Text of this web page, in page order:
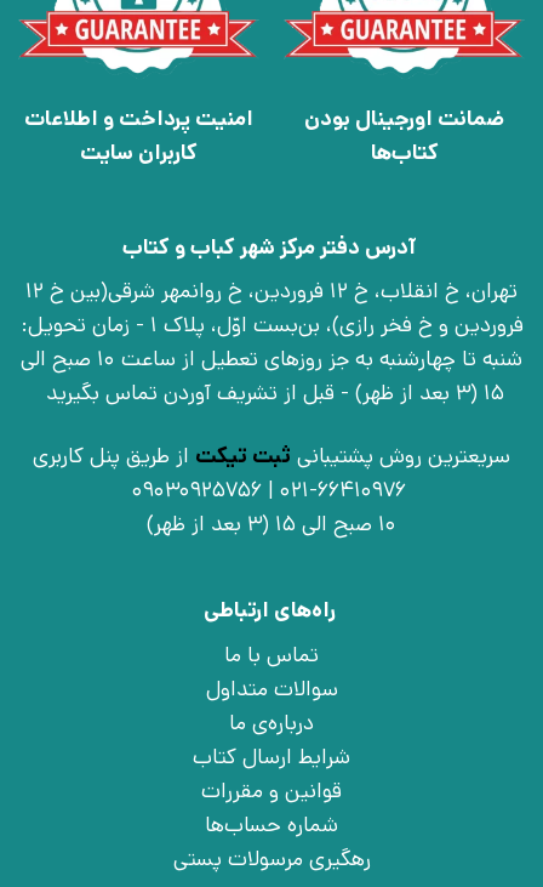
ضمانت اورجینال بودن
کتاب‌ها
امنیت پرداخت و اطلاعات
کاربران سایت
آدرس دفتر مرکز شهر کباب و کتاب
تهران، خ انقلاب، خ 12 فروردین، خ روانمهر شرقی(بین خ 12
فروردین و خ فخر رازی)، بن‌بست اوّل، پلاک 1 - زمان تحویل:
شنبه تا چهارشنبه به جز روزهای تعطیل از ساعت 10 صبح الی
15 (3 بعد از ظهر) - قبل از تشریف آوردن تماس بگیرید
سریعترین روش پشتیبانی ثبت تیکت از طریق پنل کاربری
021-66410976 | 09030925756
10 صبح الی 15 (3 بعد از ظهر)
راه‌های ارتباطی
تماس با ما
سوالات متداول
درباره‌ی ما
شرایط ارسال کتاب
قوانین و مقررات
شماره حساب‌ها
رهگیری مرسولات پستی